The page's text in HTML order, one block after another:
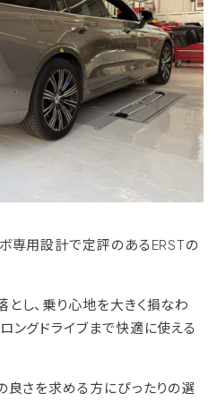
専用設計で定評のあるERSTの
し、乗り心地を大きく損なわ
ングドライブまで快適に使える
良さを求める方にぴったりの選